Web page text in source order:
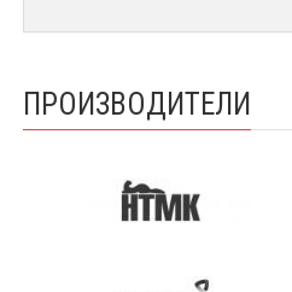
ПРОИЗВОДИТЕЛИ